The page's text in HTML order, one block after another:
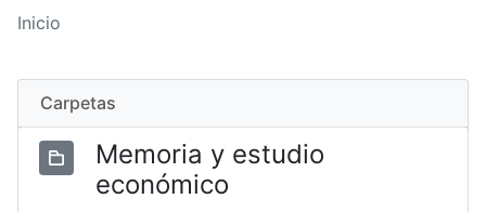
Inicio
Carpetas
Memoria y estudio
económico